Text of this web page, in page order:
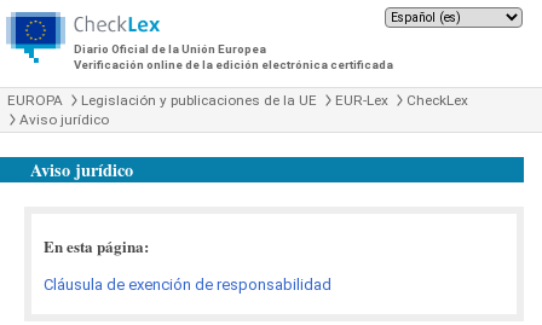
Diario Oficial de la Unión Europea
Verificación online de la edición electrónica certificada
EUROPA Legislación y publicaciones de la UE EUR-Lex
CheckLex
Aviso jurídico
Aviso jurídico
En esta página:
Cláusula de exención de responsabilidad